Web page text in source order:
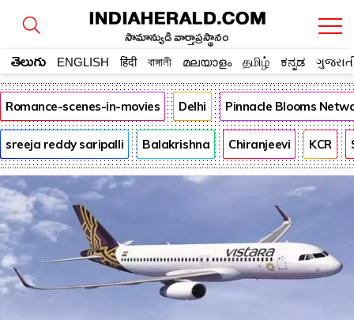
సామాన్యుడి వార్తాప్రస్థానం
తెలుగు ENGLISH हिंदी বাঙ্গালী മലയാളം தமிழ் ಕನ್ನಡ
Romance-scenes-in-movies Delhi Pinnacle Blooms
sreeja reddy saripalli Balakrishna Chiranjeevi KCR